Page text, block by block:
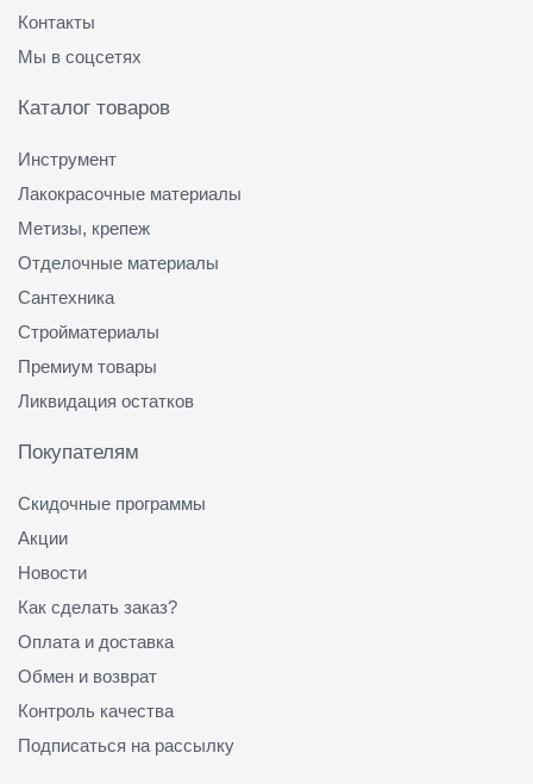
Контакты
Мы в соцсетях
Каталог товаров
Инструмент
Лакокрасочные материалы
Метизы, крепеж
Отделочные материалы
Сантехника
Стройматериалы
Премиум товары
Ликвидация остатков
Покупателям
Скидочные программы
Акции
Новости
Как сделать заказ?
Оплата и доставка
Обмен и возврат
Контроль качества
Подписаться на рассылку